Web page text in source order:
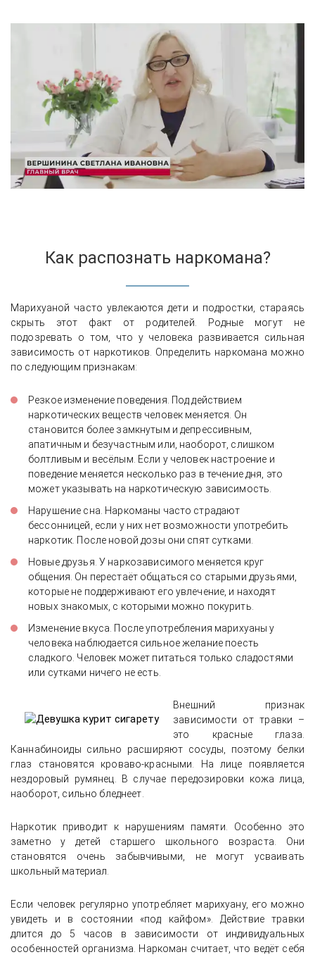
Как распознать наркомана?
Марихуаной часто увлекаются дети и подростки, стараясь
скрыть этот факт от родителей. Родные могут не
подозревать о том, что у человека развивается сильная
зависимость от наркотиков. Определить наркомана можно
по следующим признакам:
Резкое изменение поведения. Под действием
наркотических веществ человек меняется. Он
становится более замкнутым и депрессивным,
апатичным и безучастным или, наоборот, слишком
болтливым и весёлым. Если у человек настроение и
поведение меняется несколько раз в течение дня, это
может указывать на наркотическую зависимость.
Нарушение сна. Наркоманы часто страдают
бессонницей, если у них нет возможности употребить
наркотик. После новой дозы они спят сутками.
Новые друзья. У наркозависимого меняется круг
общения. Он перестаёт общаться со старыми друзьями,
которые не поддерживают его увлечение, и находят
новых знакомых, с которыми можно покурить.
Изменение вкуса. После употребления марихуаны у
человека наблюдается сильное желание поесть
сладкого. Человек может питаться только сладостями
или сутками ничего не есть.
Внешний признак
зависимости от травки –
это красные глаза.
Каннабиноиды сильно расширяют сосуды, поэтому белки
глаз становятся кроваво-красными. На лице появляется
нездоровый румянец. В случае передозировки кожа лица,
наоборот, сильно бледнеет.
Наркотик приводит к нарушениям памяти. Особенно это
заметно у детей старшего школьного возраста. Они
становятся очень забывчивыми, не могут усваивать
школьный материал.
Если человек регулярно употребляет марихуану, его можно
увидеть и в состоянии «под кайфом». Действие травки
длится до 5 часов в зависимости от индивидуальных
особенностей организма. Наркоман считает, что ведёт себя